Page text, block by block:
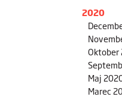
2020
Oktober
Maj
Marec